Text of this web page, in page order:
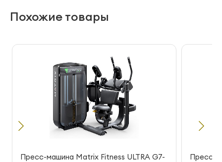
Похожие товары
Пресс-машина Matrix Fitness ULTRA G7-
Пресс-